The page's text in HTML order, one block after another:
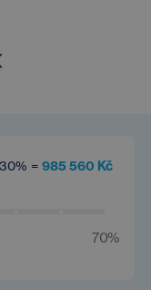
30% = 985 560 Kč
70%